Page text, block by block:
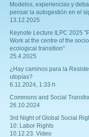
Modelos, experiencias y
pensar la autogestión en el
13.12.2025
Keynote Lecture ILPC 2025
Work at the centre of the
ecological transition"
25.4.2025
¿Hay caminos para la
utopías?
6.11.2024, 1:33 h
Commons and Social
26.10.2024
3rd Night of Global Social
10: Labor Rights
10.12.23. Video